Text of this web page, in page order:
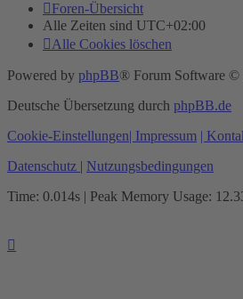
Foren-Übersicht
Alle Zeiten sind UTC+02:00
Alle Cookies löschen
Powered by phpBB® Forum Software
Deutsche Übersetzung durch phpBB.de
Cookie-Einstellungen| Impressum |
Datenschutz | Nutzungsbedingungen
Time: 0.014s | Peak Memory Usage: